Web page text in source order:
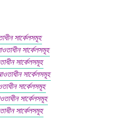
সার্কেলসমূহ
সার্কেলসমূহ
সার্কেলসমূহ
সার্কেলসমূহ
সার্কেলসমূহ
সার্কেলসমূহ
সার্কেলসমূহ